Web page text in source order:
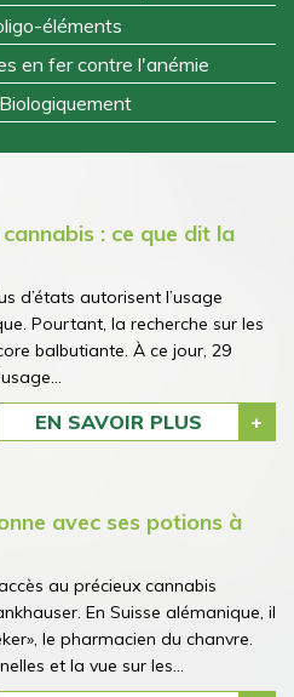
: ce que dit la
d’états autorisent l’usage
Pourtant, la recherche sur les
balbutiante. À ce jour, 29
EN SAVOIR PLUS
avec ses potions à
au précieux cannabis
En Suisse alémanique, il
le pharmacien du chanvre.
et la vue sur les...
éléments
en fer contre l'anémie